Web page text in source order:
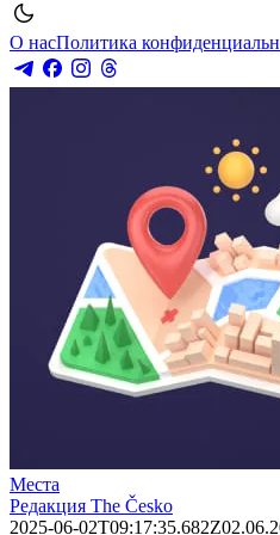
О насПолитика
Места
Редакция The Česko
2025-06-02T09:17:35.682Z